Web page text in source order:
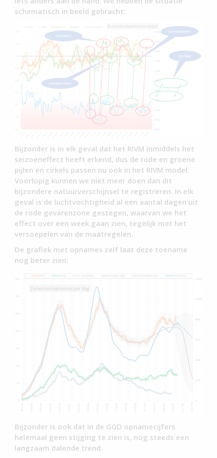
schematisch in beeld gebracht:
Bijzonder is in elk geval dat het RIVM inmiddels het
seizoeneffect heeft erkend, dus de rode en groene
pijlen en cirkels passen nu ook in het RIVM model.
Voorlopig kunnen we niet meer doen dan dit
bijzondere natuurverschijnsel te registreren. In elk
geval is de luchtvochtigheid al een aantal dagen uit
de rode gevarenzone gestegen, waarvan we het
effect over een week gaan zien, tegelijk met het
versoepelen van de maatregelen.
De grafiek met opnames zelf laat deze toename
nog beter zien:
Bijzonder is ook dat in de GGD opnamecijfers
helemaal geen stijging te zien is, nog steeds een
langzaam dalende trend.